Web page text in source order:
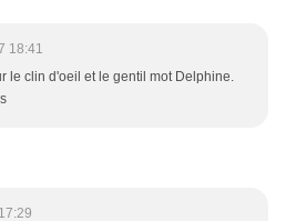
18:41
le clin d'oeil et le gentil mot Delphine.